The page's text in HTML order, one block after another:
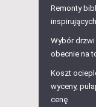
Remonty
Wybór
obecnie na
Koszt
wyceny,
cenę